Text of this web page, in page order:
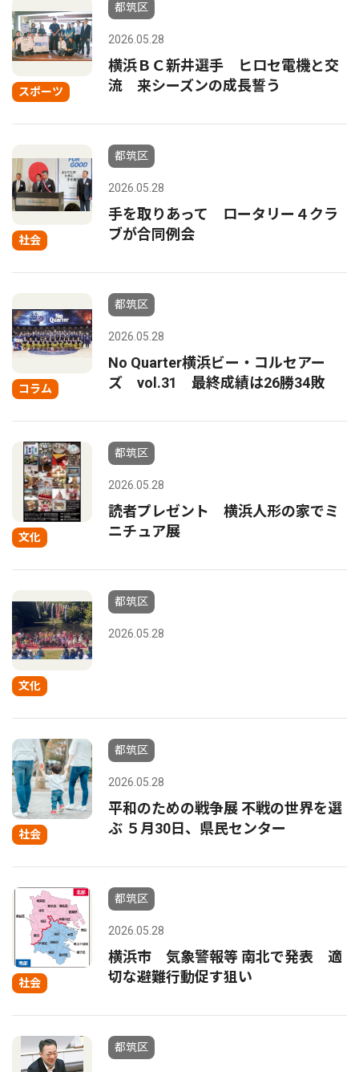
スポーツ
都筑区
2026.05.28
横浜ＢＣ新井選手 ヒロセ電機と交
流 来シーズンの成長誓う
社会
都筑区
2026.05.28
手を取りあって ロータリー４クラ
ブが合同例会
コラム
都筑区
2026.05.28
No Quarter横浜ビー・コルセアー
ズ vol.31 最終成績は26勝34敗
文化
都筑区
2026.05.28
読者プレゼント 横浜人形の家でミ
ニチュア展
文化
都筑区
2026.05.28
社会
都筑区
2026.05.28
平和のための戦争展 不戦の世界を選
ぶ ５月30日、県民センター
社会
都筑区
2026.05.28
横浜市 気象警報等 南北で発表 適
切な避難行動促す狙い
都筑区